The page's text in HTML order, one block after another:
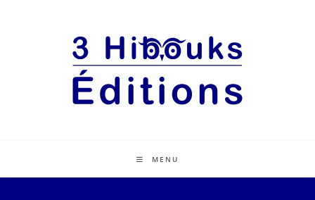
MENU